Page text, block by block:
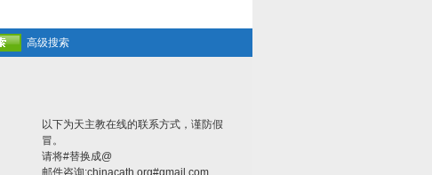
高级搜索
以下为天主教在线的联系方式，谨防假
冒。
请将#替换成@
邮件咨询:chinacath.org#gmail.com